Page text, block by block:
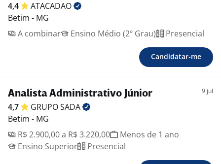
4,4
ATACADAO
Betim - MG
A combinar
Ensino Médio (2º Grau) Presencial
Candidatar-me
Analista Administrativo Júnior 9 jul
4,7 GRUPOSADA
Betim - MG
R$ 2.900,00 a R$ 3.220,00
Menos de 1 ano
Ensino Superior
Presencial